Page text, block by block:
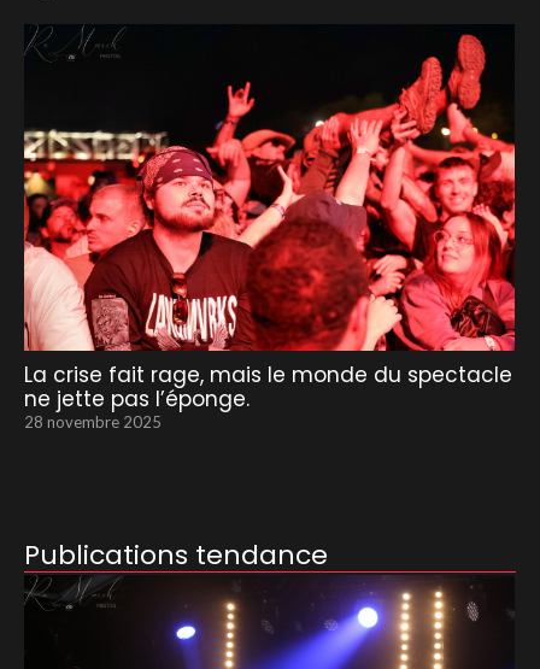
La crise fait rage, mais le monde du spectacle
ne jette pas l’éponge.
28 novembre 2025
Publications tendance